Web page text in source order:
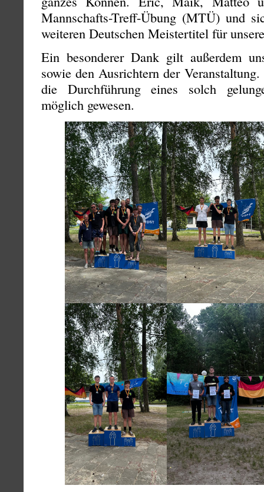
Mannschafts-Treff-Übung (MTÜ) und
weiteren Deutschen Meistertitel für
Ein besonderer Dank gilt außerdem
sowie den Ausrichtern der
die Durchführung eines solch
möglich gewesen.